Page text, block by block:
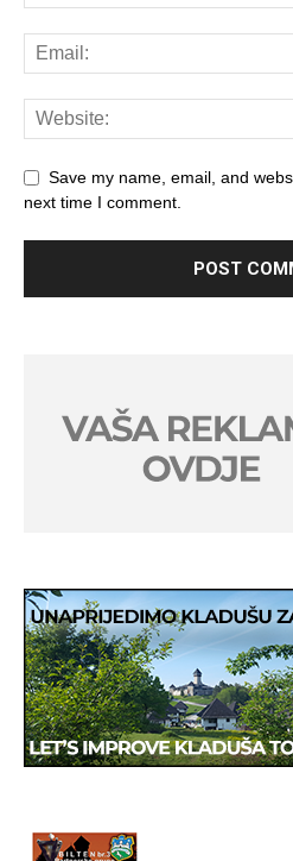
Save my name, email, and
next time I comment.